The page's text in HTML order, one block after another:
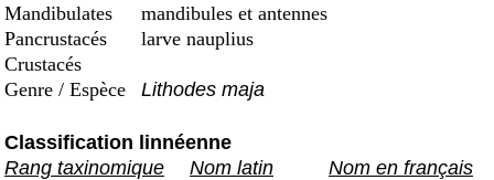
Mandibulates
mandibules et antennes
Pancrustacés
larve nauplius
Crustacés
Genre / Espèce
Lithodes maja
Classification linnéenne
Rang taxinomique
Nom latin
Nom en français